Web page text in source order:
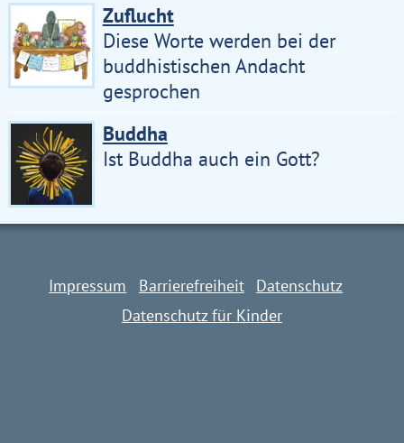
Zuflucht
Diese Worte werden bei der
buddhistischen Andacht
gesprochen
Buddha
Ist Buddha auch ein Gott?
Impressum Barrierefreiheit
Datenschutz
Datenschutz für Kinder